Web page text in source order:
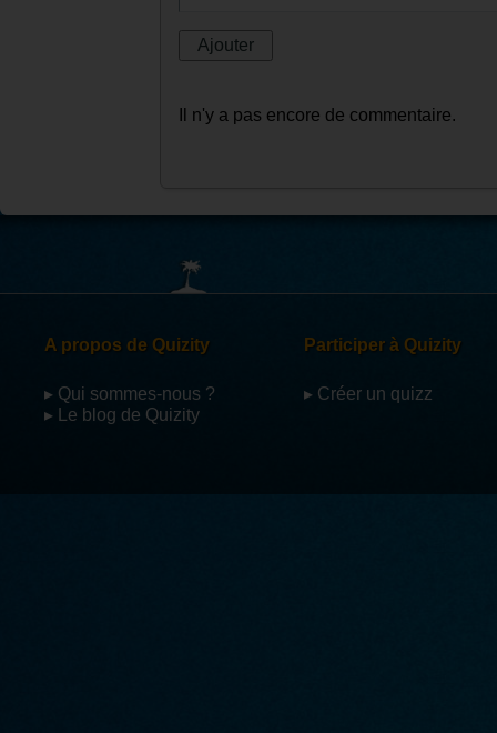
Il n'y a pas encore de commentaire.
A propos de Quizity
▸ Qui sommes-nous ?
▸ Le blog de Quizity
Participer à Quizity
▸ Créer un quizz